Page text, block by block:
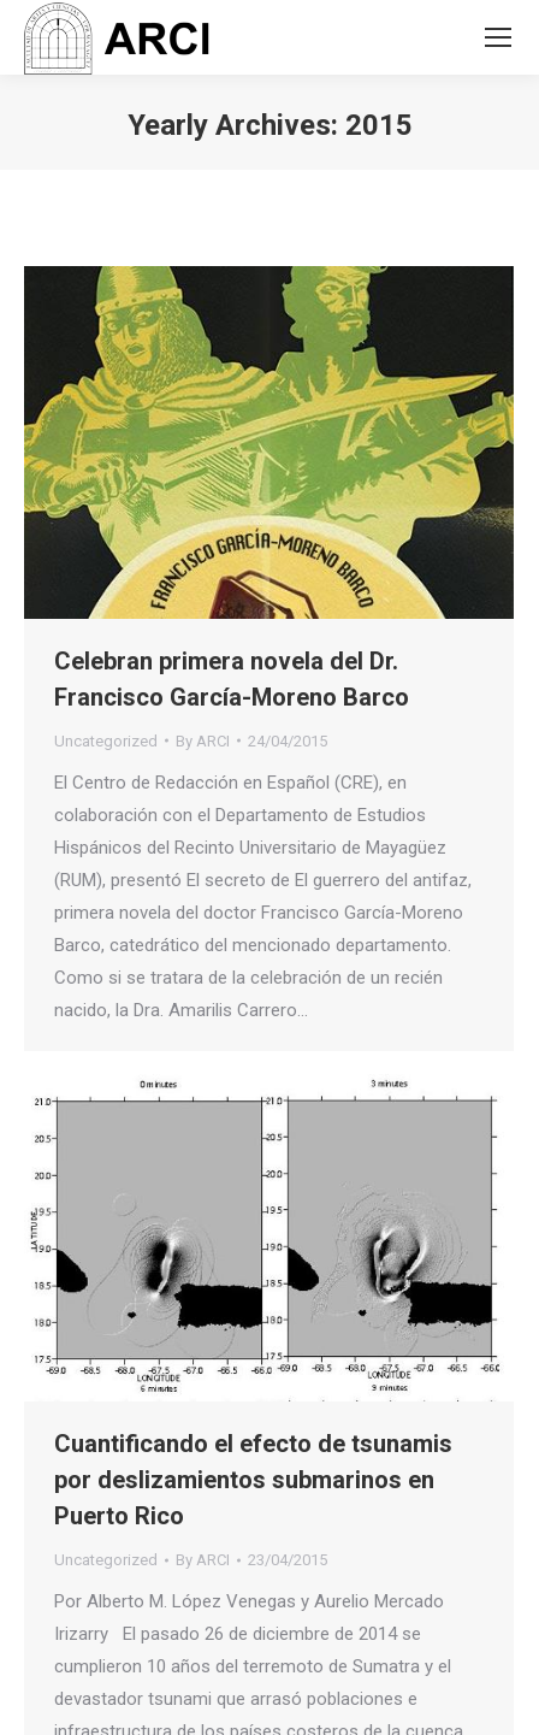
Yearly Archives: 2015
Celebran primera novela del Dr.
Francisco García-Moreno Barco
Uncategorized By ARCI 24/04/2015
El Centro de Redacción en Español (CRE), en
colaboración con el Departamento de Estudios
Hispánicos del Recinto Universitario de Mayagüez
(RUM), presentó El secreto de El guerrero del antifaz,
primera novela del doctor Francisco García-Moreno
Barco, catedrático del mencionado departamento.
Como si se tratara de la celebración de un recién
nacido, la Dra. Amarilis Carrero…
Cuantificando el efecto de tsunamis
por deslizamientos submarinos en
Puerto Rico
Uncategorized By ARCI 23/04/2015
Por Alberto M. López Venegas y Aurelio Mercado
Irizarry El pasado 26 de diciembre de 2014 se
cumplieron 10 años del terremoto de Sumatra y el
devastador tsunami que arrasó poblaciones e